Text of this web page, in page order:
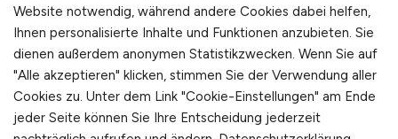
ARBURG GmbH + Co KG
heute
Loßburg
Website notwendig, während andere Cookies dabei helfen,
Ihnen personalisierte Inhalte und Funktionen anzubieten. Sie
dienen außerdem anonymen Statistikzwecken. Wenn Sie auf
"Alle akzeptieren" klicken, stimmen Sie der Verwendung aller
Cookies zu. Unter dem Link "Cookie-Einstellungen" am Ende
jeder Seite können Sie Ihre Entscheidung jederzeit